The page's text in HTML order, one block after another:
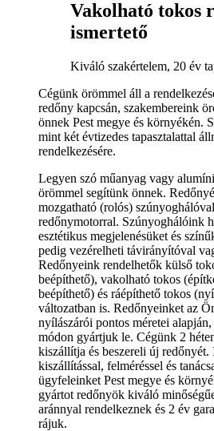
Vakolható tokos
ismertető
Kiváló szakértelem, 20 év
Cégünk örömmel áll a
redőny kapcsán, szakembereink
önnek Pest megye és környékén.
mint két évtizedes tapasztalattal
rendelkezésére.
Legyen szó műanyag vagy
örömmel segítünk önnek.
mozgatható (rolós)
redőnymotorral. Szúnyoghálóink
esztétikus megjelenésüket és
pedig vezérelheti távirányítóval
Redőnyeink rendelhetők külső
beépíthető), vakolható tokos
beépíthető) és ráépíthető tokos
változatban is. Redőnyeinket az
nyílászárói pontos méretei
módon gyártjuk le. Cégünk 2
kiszállítja és beszereli új redőnyét.
kiszállítással, felméréssel és
ügyfeleinket Pest megye és
gyártot redőnyök kiváló
aránnyal rendelkeznek és 2 év
rájuk.